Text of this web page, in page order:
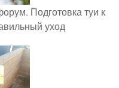
Подготовка туи к
уход